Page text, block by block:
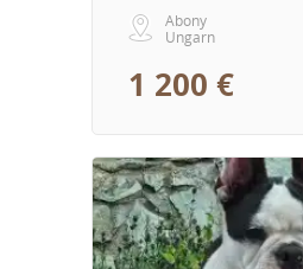
Abony
Ungarn
1 200 €